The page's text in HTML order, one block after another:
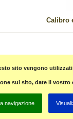
sito vengono
sul sito, date il vostro
navigazione
Calibro